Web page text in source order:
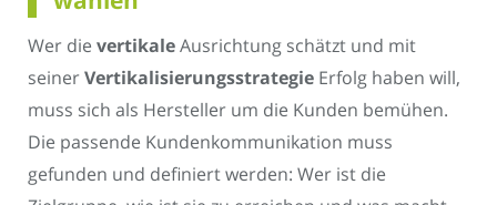
Wer die vertikaleAusrichtung schätzt und mit
seinerVertikalisierungsstrategie Erfolg haben will,
muss sich als Hersteller um die Kunden bemühen.
Die passende Kundenkommunikation muss
gefunden und definiert werden: Wer ist die